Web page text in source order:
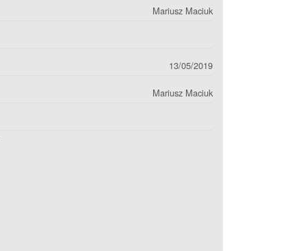
Mariusz Maciuk
13/05/2019
Mariusz Maciuk